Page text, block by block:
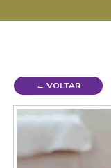
← VOLTAR